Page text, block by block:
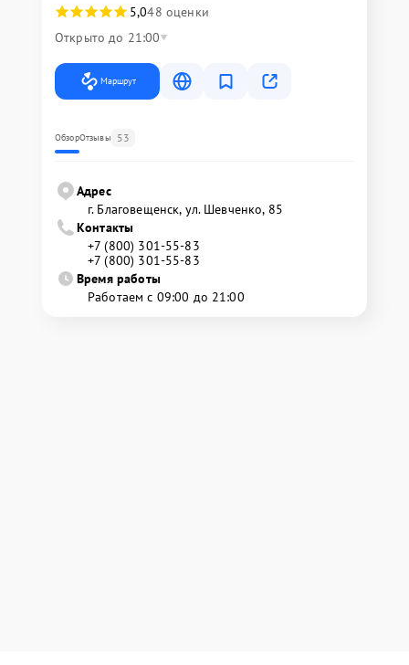
5,048 оценки
Открыто до 21:00
Маршрут
ОбзорОтзывы 53
Адрес
г. Благовещенск, ул. Шевченко, 85
Контакты
+7 (800) 301-55-83
+7 (800) 301-55-83
Время работы
Работаем с 09:00 до 21:00